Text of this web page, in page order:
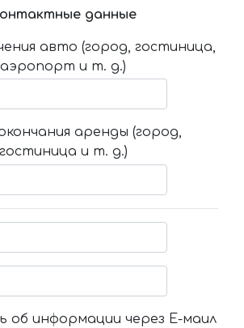
данные
авто (город, гостиница,
аэропорт и т. д.)
аренды (город,
гостиница и т. д.)
об информации через Е-маил